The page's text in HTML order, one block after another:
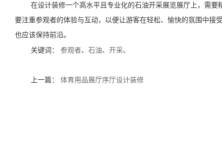
在设计装修一个高水平且专业化的石油开采展览展厅上，需
要注重参观者的体验与互动，以便让游客在轻松、愉快的氛围中
也应该保持前沿。
关键词： 参观者、 石油、 开采、
上一篇： 体育用品展厅序厅设计装修